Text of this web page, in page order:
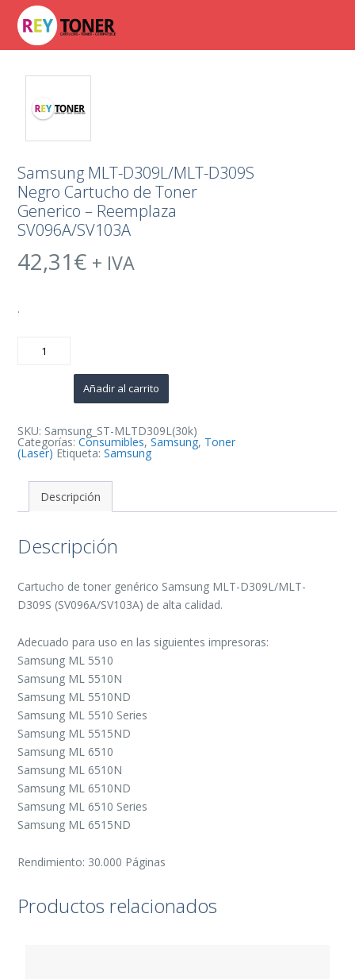
Samsung MLT-D309L/MLT-D309S
Negro Cartucho de Toner
Generico – Reemplaza
SV096A/SV103A
42,31€ + IVA
.
MLT-
Generico
-
Reemplaza
SV096A/SV103A
Añadir al carrito
SKU: Samsung_ST-MLTD309L(30k)
Categorías:Consumibles,Samsung, Toner
(Laser) Etiqueta:Samsung
Descripción
Descripción
Cartucho de toner genérico Samsung MLT-D309L/MLT-
D309S (SV096A/SV103A) de alta calidad.
Adecuado para uso en las siguientes impresoras:
Samsung ML 5510
Samsung ML 5510N
Samsung ML 5510ND
Samsung ML 5510 Series
Samsung ML 5515ND
Samsung ML 6510
Samsung ML 6510N
Samsung ML 6510ND
Samsung ML 6510 Series
Samsung ML 6515ND
Rendimiento: 30.000 Páginas
Productos relacionados